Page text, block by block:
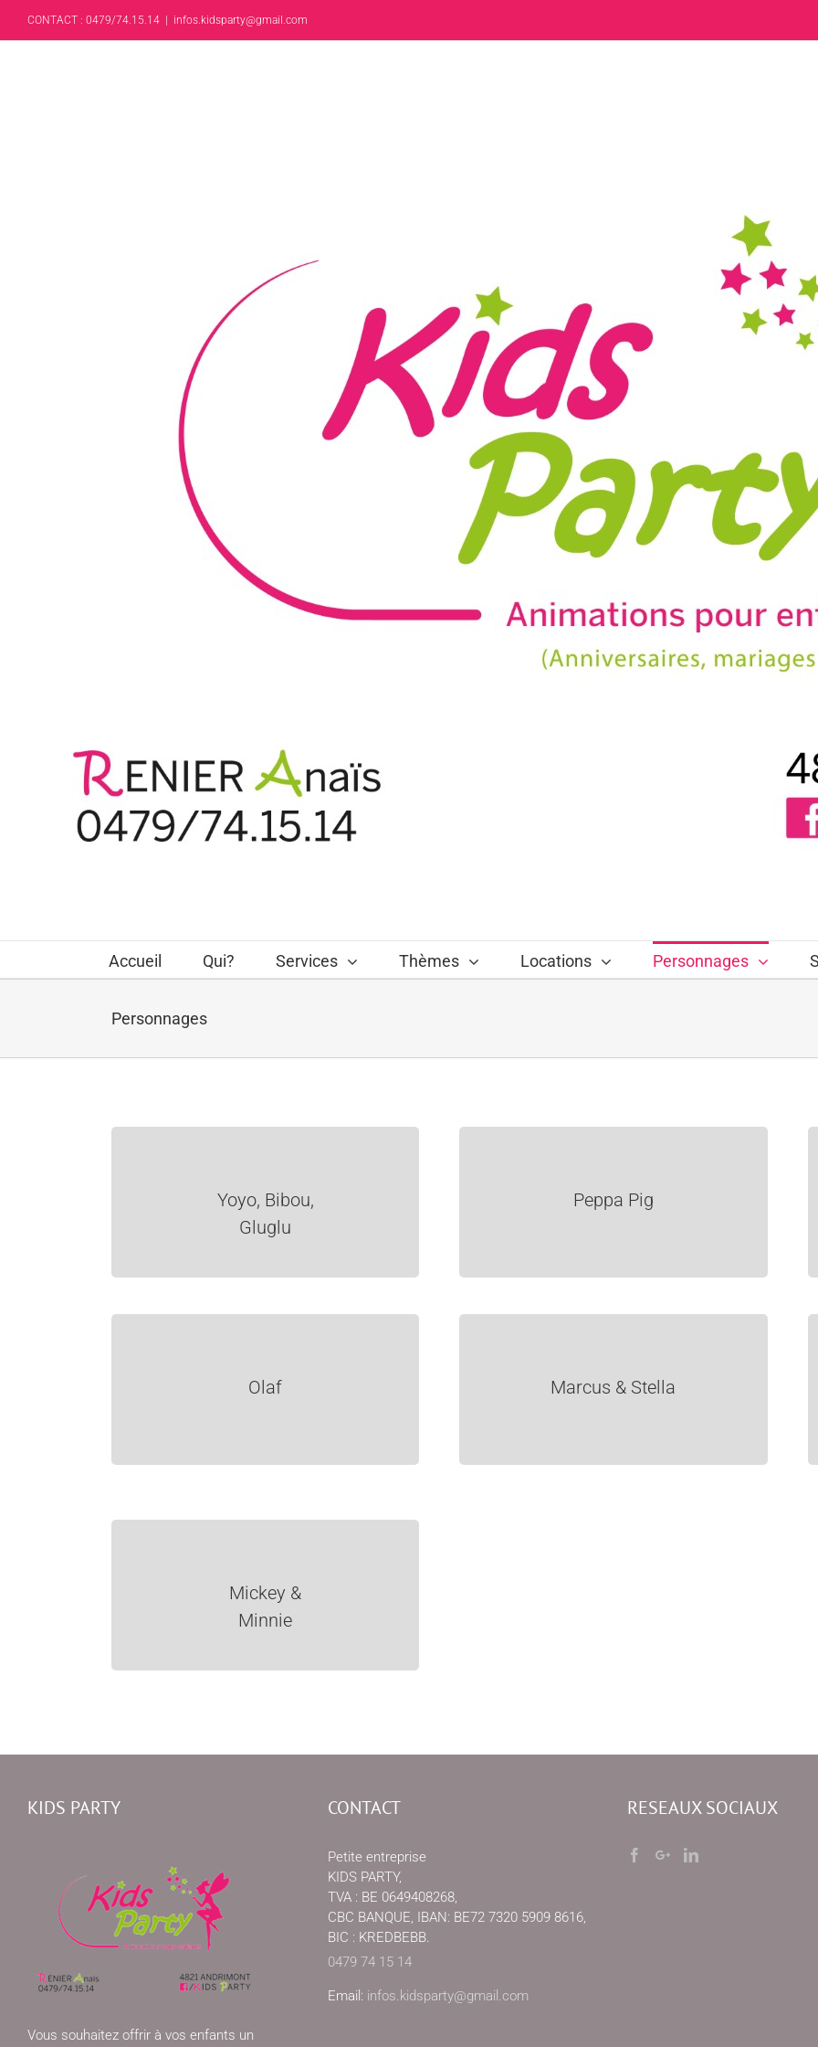
CONTACT : 0479/74.15.14 infos.kidsparty@gmail.com
Accueil Qui? Services Thèmes Locations Personnages
Personnages
Yoyo, Bibou,
Gluglu
Peppa Pig
Olaf Marcus & Stella
Mickey &
Minnie
KIDS PARTY
Vous souhaitez offrir à vos enfants un
CONTACT
Petite entreprise
KIDS PARTY,
TVA : BE 0649408268,
CBC BANQUE, IBAN: BE72 7320 5909 8616,
BIC : KREDBEBB.
0479 74 15 14
Email: infos.kidsparty@gmail.com
RESEAUX SOCIAUX